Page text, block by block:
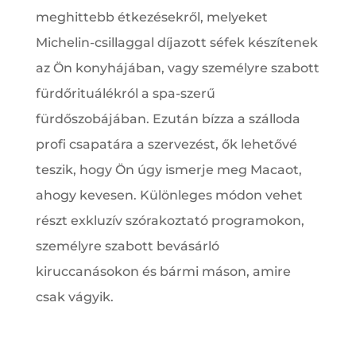
meghittebb étkezésekről, melyeket
Michelin-csillaggal díjazott séfek készítenek
az Ön konyhájában, vagy személyre szabott
fürdőrituálékról a spa-szerű
fürdőszobájában. Ezután bízza a szálloda
profi csapatára a szervezést, ők lehetővé
teszik, hogy Ön úgy ismerje meg Macaot,
ahogy kevesen. Különleges módon vehet
részt exkluzív szórakoztató programokon,
személyre szabott bevásárló
kiruccanásokon és bármi máson, amire
csak vágyik.